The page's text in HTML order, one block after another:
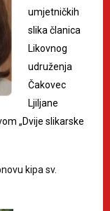
umjetničkih
slika članica
Likovnog
udruženja
Čakovec
Ljiljane
„Dvije slikarske
kipa sv.